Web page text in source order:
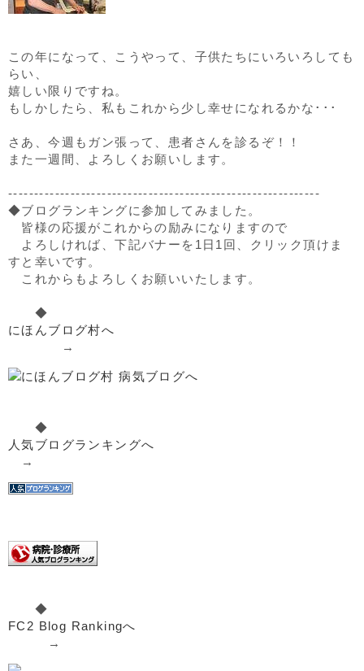
この年になって、こうやって、子供たちにいろいろしても
らい、
嬉しい限りですね。
もしかしたら、私もこれから少し幸せになれるかな･･･
さあ、今週もガン張って、患者さんを診るぞ！！
また一週間、よろしくお願いします。
------------------------------------------------------------
◆ブログランキングに参加してみました。
皆様の応援がこれからの励みになりますので
よろしければ、下記バナーを1日1回、クリック頂けま
すと幸いです。
これからもよろしくお願いいたします。
◆
にほんブログ村へ
→
◆
人気ブログランキングへ
→
◆
FC2 Blog Rankingへ
→